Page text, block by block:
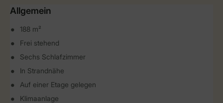
Allgemein
188 m²
Frei stehend
Sechs Schlafzimmer
In Strandnähe
Auf einer Etage gelegen
Klimaanlage